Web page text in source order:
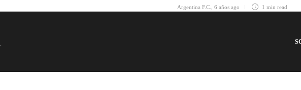
Argentina F.C. 6 años ago 1 min read
.